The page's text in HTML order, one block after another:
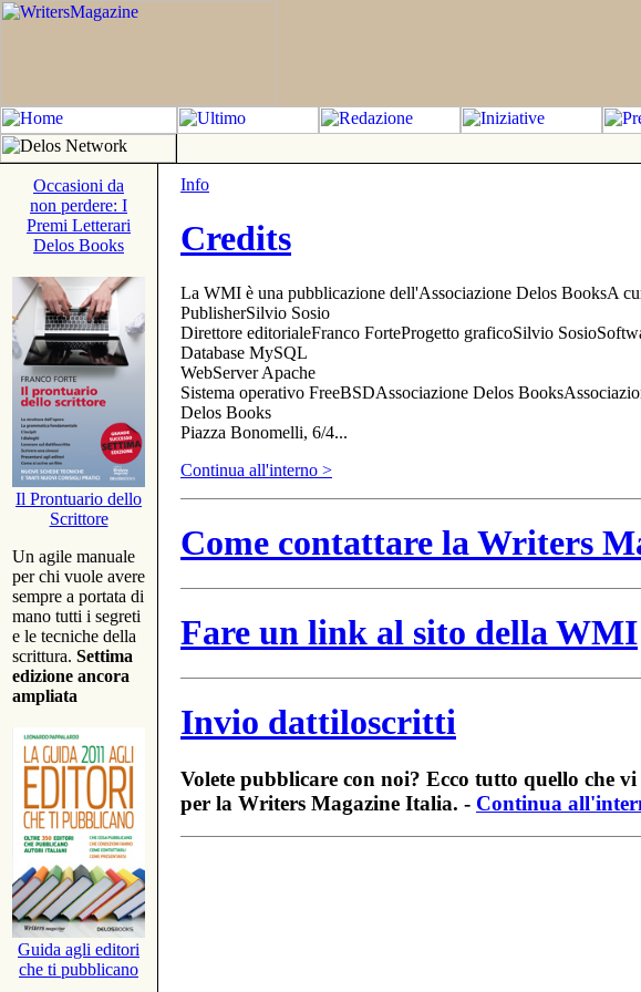
Occasioni da
non perdere: I
Premi Letterari
Delos Books
Il Prontuario dello
Scrittore
Un agile manuale
per chi vuole avere
sempre a portata di
mano tutti i segreti
e le tecniche della
scrittura. Settima
edizione ancora
ampliata
Guida agli editori
che ti pubblicano
Info
Credits
La WMI è una pubblicazione dell'Associazione Delos BooksA
PublisherSilvio Sosio
Direttore editorialeFranco ForteProgetto graficoSilvio
Database MySQL
WebServer Apache
Sistema operativo FreeBSDAssociazione Delos
Delos Books
Piazza Bonomelli, 6/4...
Continua all'interno >
Come contattare la Writers
Fare un link al sito della WMI
Invio dattiloscritti
Volete pubblicare con noi? Ecco tutto quello che
per la Writers Magazine Italia. - Continua